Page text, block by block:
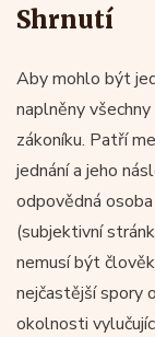
Shrnutí
Aby mohlo být
naplněny
zákoníku. Patří
jednání a jeho
odpovědná
(subjektivní
nemusí být
nejčastější spory
okolnosti